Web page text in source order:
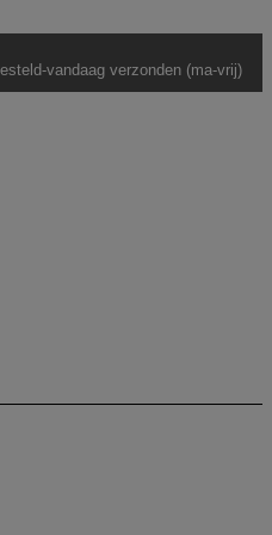
vandaag verzonden (ma-vrij)